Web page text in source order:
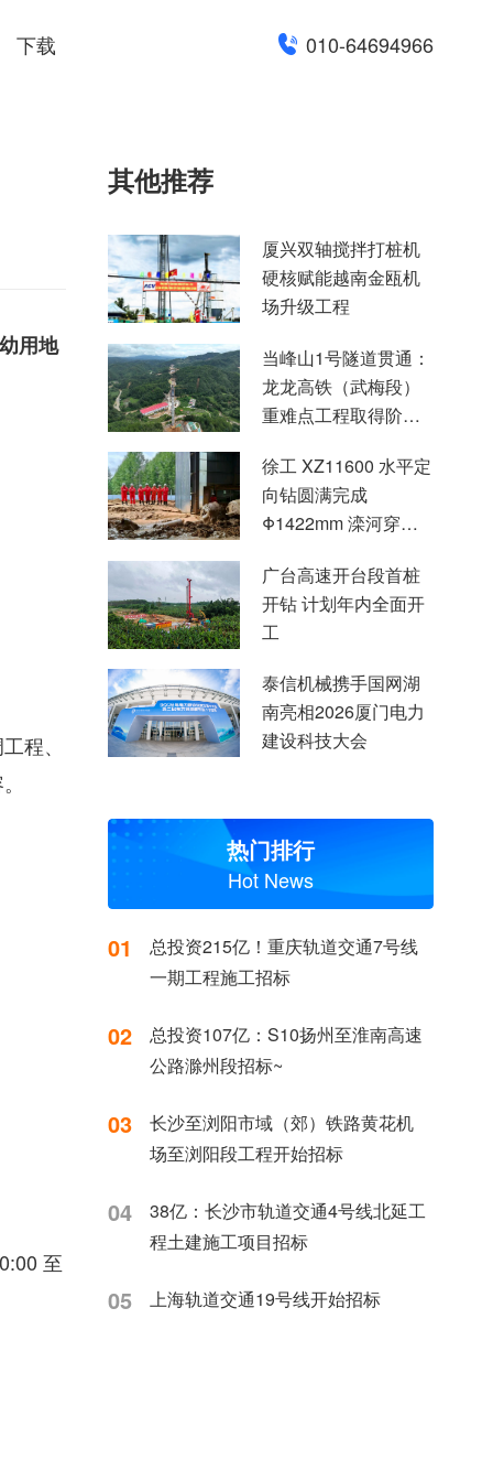
下载 010-64694966
用地
程、
至
其他推荐
厦兴双轴搅拌打桩机
硬核赋能越南金瓯机
场升级工程
当峰山1号隧道贯通：
龙龙高铁（武梅段）
重难点工程取得阶段
徐工 XZ11600 水平定
向钻圆满完成
Φ1422mm 滦河穿越
广台高速开台段首桩
开钻 计划年内全面开
工
泰信机械携手国网湖
南亮相2026厦门电力
建设科技大会
热门排行
Hot News
01
总投资215亿！重庆轨道交通7号线
一期工程施工招标
02
总投资107亿：S10扬州至淮南高速
公路滁州段招标~
03
长沙至浏阳市域（郊）铁路黄花机
场至浏阳段工程开始招标
04
38亿：长沙市轨道交通4号线北延工
程土建施工项目招标
05 上海轨道交通19号线开始招标